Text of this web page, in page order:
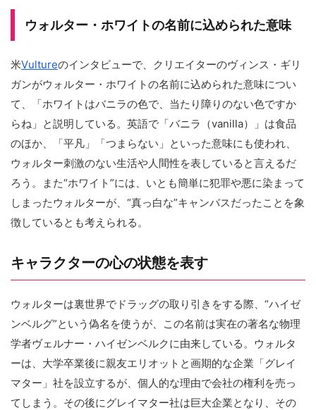
ウォルター・ホワイトの名前に込められた意味
米Vultureのインタビューで、クリエイターのヴィンス・ギリ
ガンがウォルター・ホワイトの名前に込められた意味につい
て、「ホワイトはバニラの色で、当たり障りのない色ですか
らね」と説明している。英語で「バニラ（vanilla）」は食品
のほか、「平凡」「つまらない」といった意味にも使われ、
ウォルター刺激のない生活や人間性を表していると言えるだ
ろう。また“ホワイト”には、いとも簡単に犯罪や悪に染まって
しまったウォルターが、“真っ白な”キャンバスだったことを象
徴しているとも考えられる。
キャラクターの心の状態を表す
ウォルターは裏世界でドラッグの取り引きをする際、“ハイゼ
ンベルグ”という偽名を使うが、この名前は実在の著名な物理
学者ヴェルナー・ハイゼンベルクに由来している。ウォルタ
ーは、大学卒業後に親友エリオットと画期的な企業「グレイ
マター」社を設立するが、個人的な理由で会社の権利を売っ
てしまう。その後にグレイマター社は巨大企業となり、その